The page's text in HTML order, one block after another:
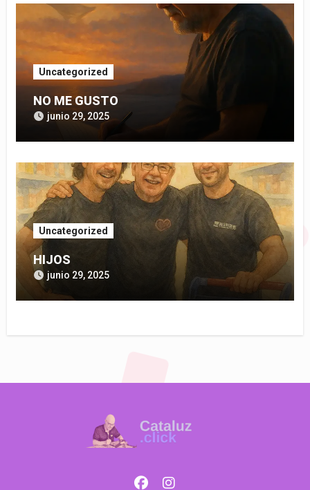
Uncategorized
NO ME GUSTO
junio 29, 2025
Uncategorized
HIJOS
junio 29, 2025